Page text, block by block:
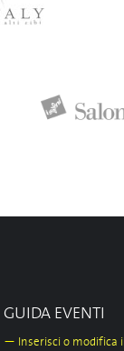
GUIDA EVENTI
— Inserisci o modifica il